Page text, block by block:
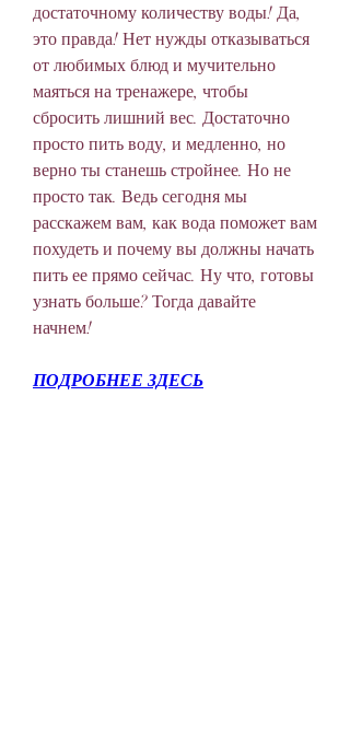
достаточному количеству воды! Да,
это правда! Нет нужды отказываться
от любимых блюд и мучительно
маяться на тренажере, чтобы
сбросить лишний вес. Достаточно
просто пить воду, и медленно, но
верно ты станешь стройнее. Но не
просто так. Ведь сегодня мы
расскажем вам, как вода поможет вам
похудеть и почему вы должны начать
пить ее прямо сейчас. Ну что, готовы
узнать больше? Тогда давайте
начнем!
ПОДРОБНЕЕ ЗДЕСЬ